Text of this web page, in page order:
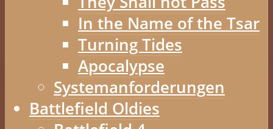
In the Name of the Tsar
Turning Tides
Apocalypse
Systemanforderungen
Battlefield Oldies